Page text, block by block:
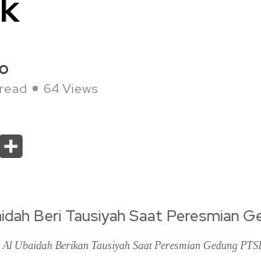
64 Views
Copy
Al Ubaidah Berikan Tausiyah Saat Peresmian Gedung